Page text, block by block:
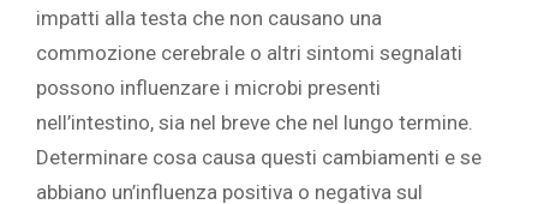
impatti alla testa che non causano una
commozione cerebrale o altri sintomi segnalati
possono influenzare i microbi presenti
nell’intestino, sia nel breve che nel lungo termine.
Determinare cosa causa questi cambiamenti e se
abbiano un’influenza positiva o negativa sul